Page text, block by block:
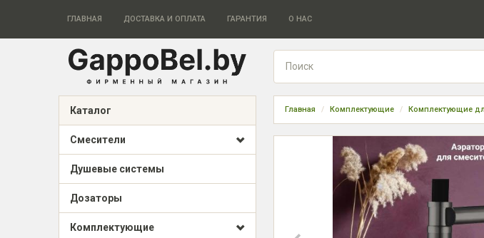
ГЛАВНАЯ ДОСТАВКА И ОПЛАТА ГАРАНТИЯ О НАС
Каталог
Смесители
Душевые системы
Дозаторы
Комплектующие
Главная Комплектующие Комплектующие